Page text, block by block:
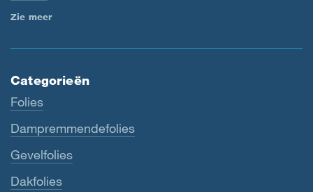
Zie meer
Categorieën
Folies
Dampremmendefolies
Gevelfolies
Dakfolies